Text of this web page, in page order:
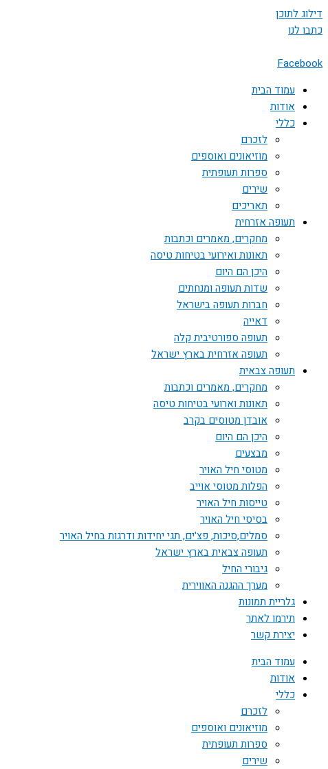
דילוג לתוכן
כתבו לנו
Facebook
עמוד הבית
אודות
כללי
לזכרם
מוזיאונים ואוספים
ספרות תעופתית
שירים
תאריכים
תעופה אזרחית
מחקרים, מאמרים וכתבות
תאונות ואירועי בטיחות טיסה
היכן הם היום
שדות תעופה ומנחתים
חברות תעופה בישראל
דאייה
תעופה ספורטיבית קלה
תעופה אזרחית בארץ ישראל
תעופה צבאית
מחקרים, מאמרים וכתבות
תאונות וארועי בטיחות טיסה
אובדן מטוסים בקרב
היכן הם היום
מבצעים
מטוסי חיל האויר
הפלות מטוסי אוייב
טייסות חיל האויר
בסיסי חיל האויר
סמלים,סיכות, פצ'ים, תגי יחידות ודרגות בחיל האויר
תעופה צבאית בארץ ישראל
גיבורי החיל
מערך ההגנה האווירית
גלריית תמונות
תירמו לאתר
יצירת קשר
עמוד הבית
אודות
כללי
לזכרם
מוזיאונים ואוספים
ספרות תעופתית
שירים